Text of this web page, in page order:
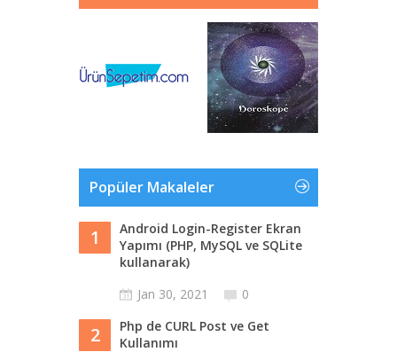
Popüler Makaleler
1
Android Login-Register Ekran
Yapımı (PHP, MySQL ve SQLite
kullanarak)
Jan 30, 2021
0
2
Php de CURL Post ve Get
Kullanımı